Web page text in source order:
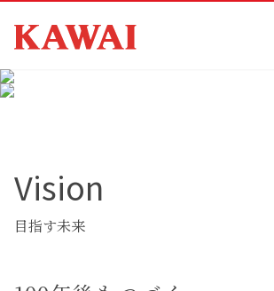
Vision
目指す未来